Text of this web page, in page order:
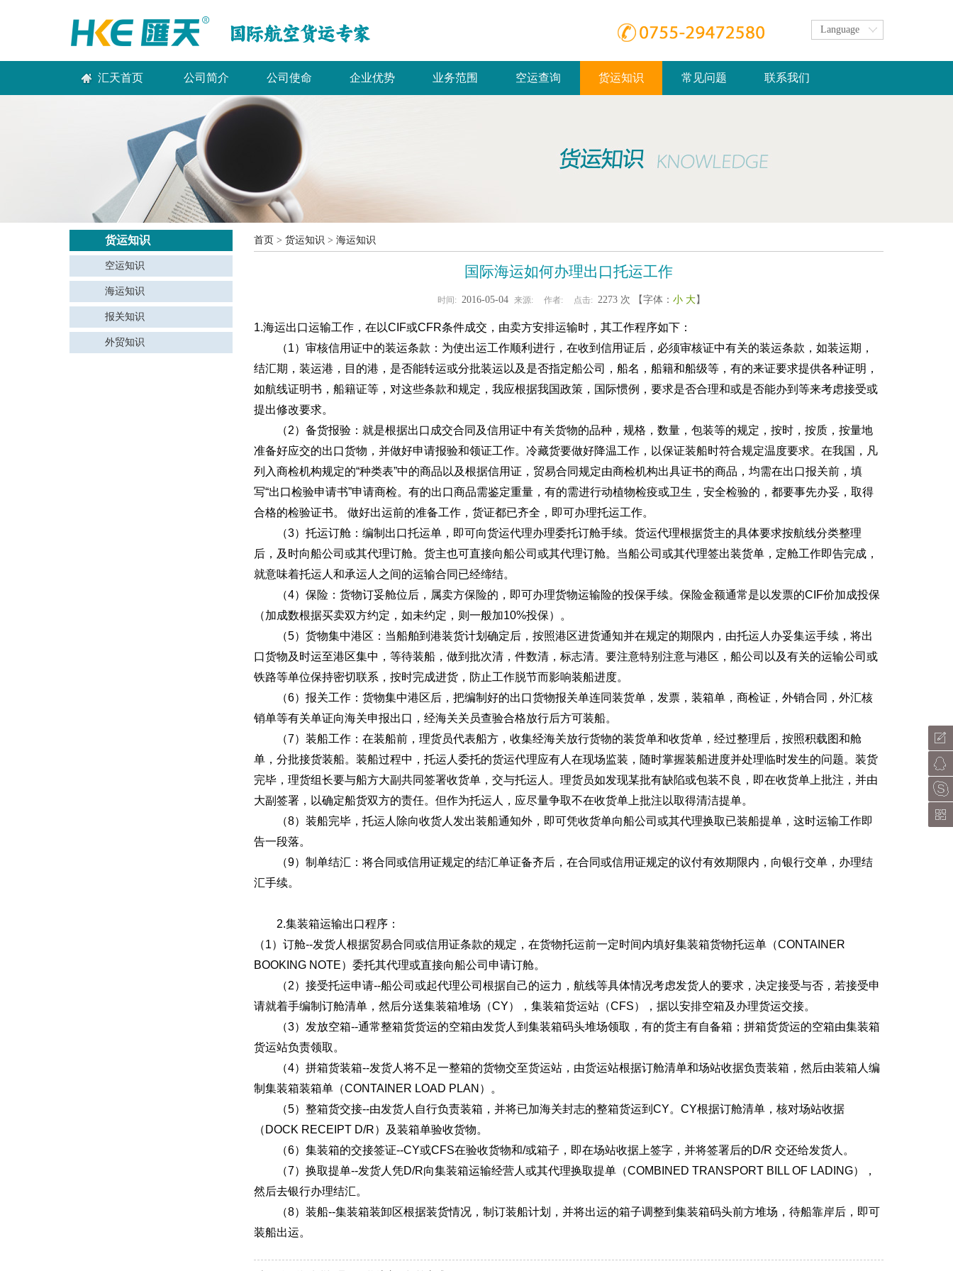
Language
汇天首页 公司简介 公司使命 企业优势 业务范围 空运查询 货运知识 常见问题 联系我们
货运知识
空运知识
海运知识
报关知识
外贸知识
首页 > 货运知识 > 海运知识
国际海运如何办理出口托运工作
时间: 2016-05-04 来源: 作者: 点击: 2273 次 【字体： 小 大】
1.海运出口运输工作，在以CIF或CFR条件成交，由卖方安排运输时，其工作程序如下：
（1）审核信用证中的装运条款：为使出运工作顺利进行，在收到信用证后，必须审核证中有关的装运条款，如装运期，
结汇期，装运港，目的港，是否能转运或分批装运以及是否指定船公司，船名，船籍和船级等，有的来证要求提供各种证明，
如航线证明书，船籍证等，对这些条款和规定，我应根据我国政策，国际惯例，要求是否合理和或是否能办到等来考虑接受或
提出修改要求。
（2）备货报验：就是根据出口成交合同及信用证中有关货物的品种，规格，数量，包装等的规定，按时，按质，按量地
准备好应交的出口货物，并做好申请报验和领证工作。冷藏货要做好降温工作，以保证装船时符合规定温度要求。在我国，凡
列入商检机构规定的“种类表”中的商品以及根据信用证，贸易合同规定由商检机构出具证书的商品，均需在出口报关前，填
写“出口检验申请书”申请商检。有的出口商品需鉴定重量，有的需进行动植物检疫或卫生，安全检验的，都要事先办妥，取得
合格的检验证书。 做好出运前的准备工作，货证都已齐全，即可办理托运工作。
（3）托运订舱：编制出口托运单，即可向货运代理办理委托订舱手续。货运代理根据货主的具体要求按航线分类整理
后，及时向船公司或其代理订舱。货主也可直接向船公司或其代理订舱。当船公司或其代理签出装货单，定舱工作即告完成，
就意味着托运人和承运人之间的运输合同已经缔结。
（4）保险：货物订妥舱位后，属卖方保险的，即可办理货物运输险的投保手续。保险金额通常是以发票的CIF价加成投保
（加成数根据买卖双方约定，如未约定，则一般加10%投保）。
（5）货物集中港区：当船舶到港装货计划确定后，按照港区进货通知并在规定的期限内，由托运人办妥集运手续，将出
口货物及时运至港区集中，等待装船，做到批次清，件数清，标志清。要注意特别注意与港区，船公司以及有关的运输公司或
铁路等单位保持密切联系，按时完成进货，防止工作脱节而影响装船进度。
（6）报关工作：货物集中港区后，把编制好的出口货物报关单连同装货单，发票，装箱单，商检证，外销合同，外汇核
销单等有关单证向海关申报出口，经海关关员查验合格放行后方可装船。
（7）装船工作：在装船前，理货员代表船方，收集经海关放行货物的装货单和收货单，经过整理后，按照积载图和舱
单，分批接货装船。装船过程中，托运人委托的货运代理应有人在现场监装，随时掌握装船进度并处理临时发生的问题。装货
完毕，理货组长要与船方大副共同签署收货单，交与托运人。理货员如发现某批有缺陷或包装不良，即在收货单上批注，并由
大副签署，以确定船货双方的责任。但作为托运人，应尽量争取不在收货单上批注以取得清洁提单。
（8）装船完毕，托运人除向收货人发出装船通知外，即可凭收货单向船公司或其代理换取已装船提单，这时运输工作即
告一段落。
（9）制单结汇：将合同或信用证规定的结汇单证备齐后，在合同或信用证规定的议付有效期限内，向银行交单，办理结
汇手续。
2.集装箱运输出口程序：
（1）订舱--发货人根据贸易合同或信用证条款的规定，在货物托运前一定时间内填好集装箱货物托运单（CONTAINER
BOOKING NOTE）委托其代理或直接向船公司申请订舱。
（2）接受托运申请--船公司或起代理公司根据自己的运力，航线等具体情况考虑发货人的要求，决定接受与否，若接受申
请就着手编制订舱清单，然后分送集装箱堆场（CY），集装箱货运站（CFS），据以安排空箱及办理货运交接。
（3）发放空箱--通常整箱货货运的空箱由发货人到集装箱码头堆场领取，有的货主有自备箱；拼箱货货运的空箱由集装箱
货运站负责领取。
（4）拼箱货装箱--发货人将不足一整箱的货物交至货运站，由货运站根据订舱清单和场站收据负责装箱，然后由装箱人编
制集装箱装箱单（CONTAINER LOAD PLAN）。
（5）整箱货交接--由发货人自行负责装箱，并将已加海关封志的整箱货运到CY。CY根据订舱清单，核对场站收据
（DOCK RECEIPT D/R）及装箱单验收货物。
（6）集装箱的交接签证--CY或CFS在验收货物和/或箱子，即在场站收据上签字，并将签署后的D/R 交还给发货人。
（7）换取提单--发货人凭D/R向集装箱运输经营人或其代理换取提单（COMBINED TRANSPORT BILL OF LADING），
然后去银行办理结汇。
（8）装船--集装箱装卸区根据装货情况，制订装船计划，并将出运的箱子调整到集装箱码头前方堆场，待船靠岸后，即可
装船出运。